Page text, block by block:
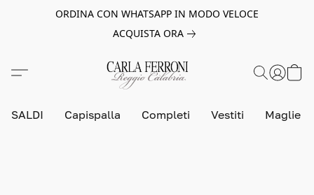
ORDINA CON WHATSAPP IN MODO VELOCE
ACQUISTA ORA
SALDI Capispalla Completi Vestiti Maglie e